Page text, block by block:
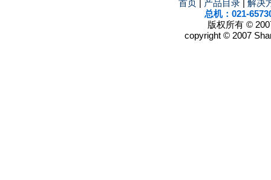
首页 产品目录
解决
总机：021-
版权所有 ©
copyright © 2007